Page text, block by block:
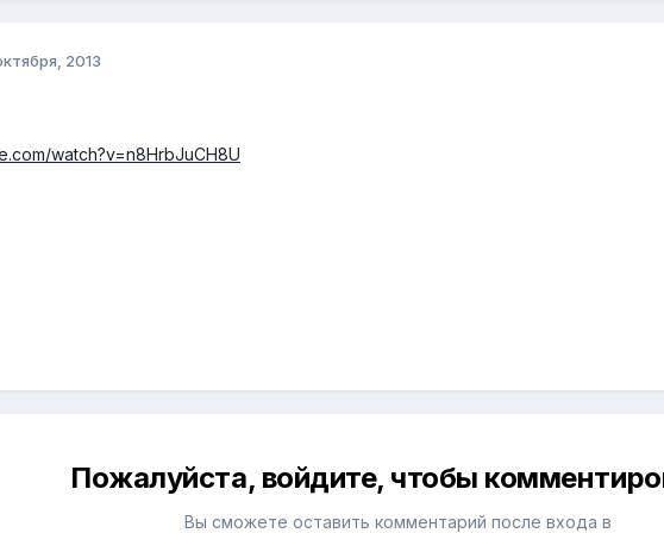
2013
watch?v=n8HrbJuCH8U
Пожалуйста, войдите, чтобы
Вы сможете оставить комментарий после входа в